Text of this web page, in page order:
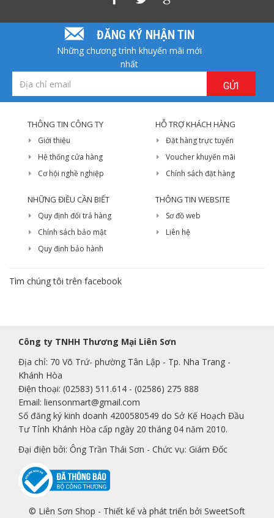
ĐĂNG KÝ NHẬN TIN
Những chương trình khuyến mãi mới
nhất
GỬI
THÔNG TIN CÔNG TY
Giới thiệu
Hệ thống cửa hàng
Cơ hội nghề nghiệp
HỖ TRỢ KHÁCH HÀNG
Đặt hàng trực tuyến
Voucher khuyến mãi
Chính sách đặt hàng
NHỮNG ĐIỀU CẦN BIẾT
Quy định đổi trả hàng
Chính sách bảo mật
Quy định bảo hành
THÔNG TIN WEBSITE
Sơ đồ web
Liên hệ
Tìm chúng tôi trên facebook
Công ty TNHH Thương Mại Liên Sơn
Địa chỉ: 70 Võ Trứ- phường Tân Lập - Tp. Nha Trang -
Khánh Hòa
Điện thoại: (02583) 511.614 - (02586) 275 888
Email: liensonmart@gmail.com
Số đăng ký kinh doanh 4200580549 do Sở Kế Hoạch Đầu
Tư Tỉnh Khánh Hòa cấp ngày 20 tháng 04 năm 2010.
Đại điện bởi: Ông Trần Thái Sơn - Chức vụ: Giám Đốc
© Liên Sơn Shop - Thiết kế và phát triển bởi SweetSoft